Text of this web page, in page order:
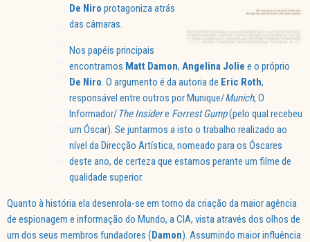
De Niro protagoniza atrás
das câmaras.
Nos papéis principais
encontramos Matt Damon, Angelina Jolie e o próprio
De Niro. O argumento é da autoria de Eric Roth,
responsável entre outros por Munique/Munich, O
Informador/ The Insidere Forrest Gump(pelo qual recebeu
um Óscar). Se juntarmos a isto o trabalho realizado ao
nível da Direcção Artística, nomeado para os Óscares
deste ano, de certeza que estamos perante um filme de
qualidade superior.
Quanto à história ela desenrola-se em torno da criação da maior agência
de espionagem e informação do Mundo, a CIA, vista através dos olhos de
um dos seus membros fundadores (Damon). Assumindo maior influência